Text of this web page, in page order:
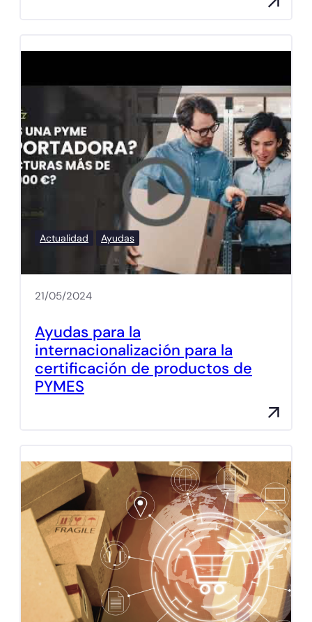
Actualidad Ayudas
21/05/2024
Ayudas para la
internacionalización para la
certificación de productos de
PYMES